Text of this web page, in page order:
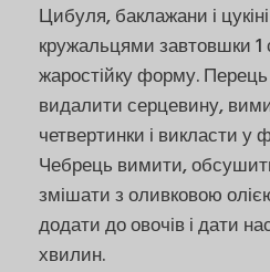
Цибуля, баклажани і
кружальцями завтовшки
жаростійку форму. Перець
видалити серцевину,
четвертинки і викласти
Чебрець вимити,
змішати з оливковою
додати до овочів і дати
хвилин.